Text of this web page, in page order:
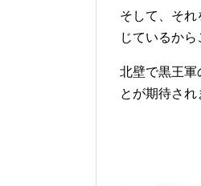
そして、そ
じているから
北壁で黒王軍
とが期待され